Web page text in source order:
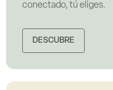
conectado, tú eliges.
DESCUBRE